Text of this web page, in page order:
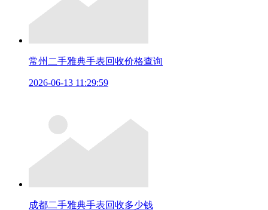
常州二手雅典手表回收价格查询
2026-06-13 11:29:59
成都二手雅典手表回收多少钱